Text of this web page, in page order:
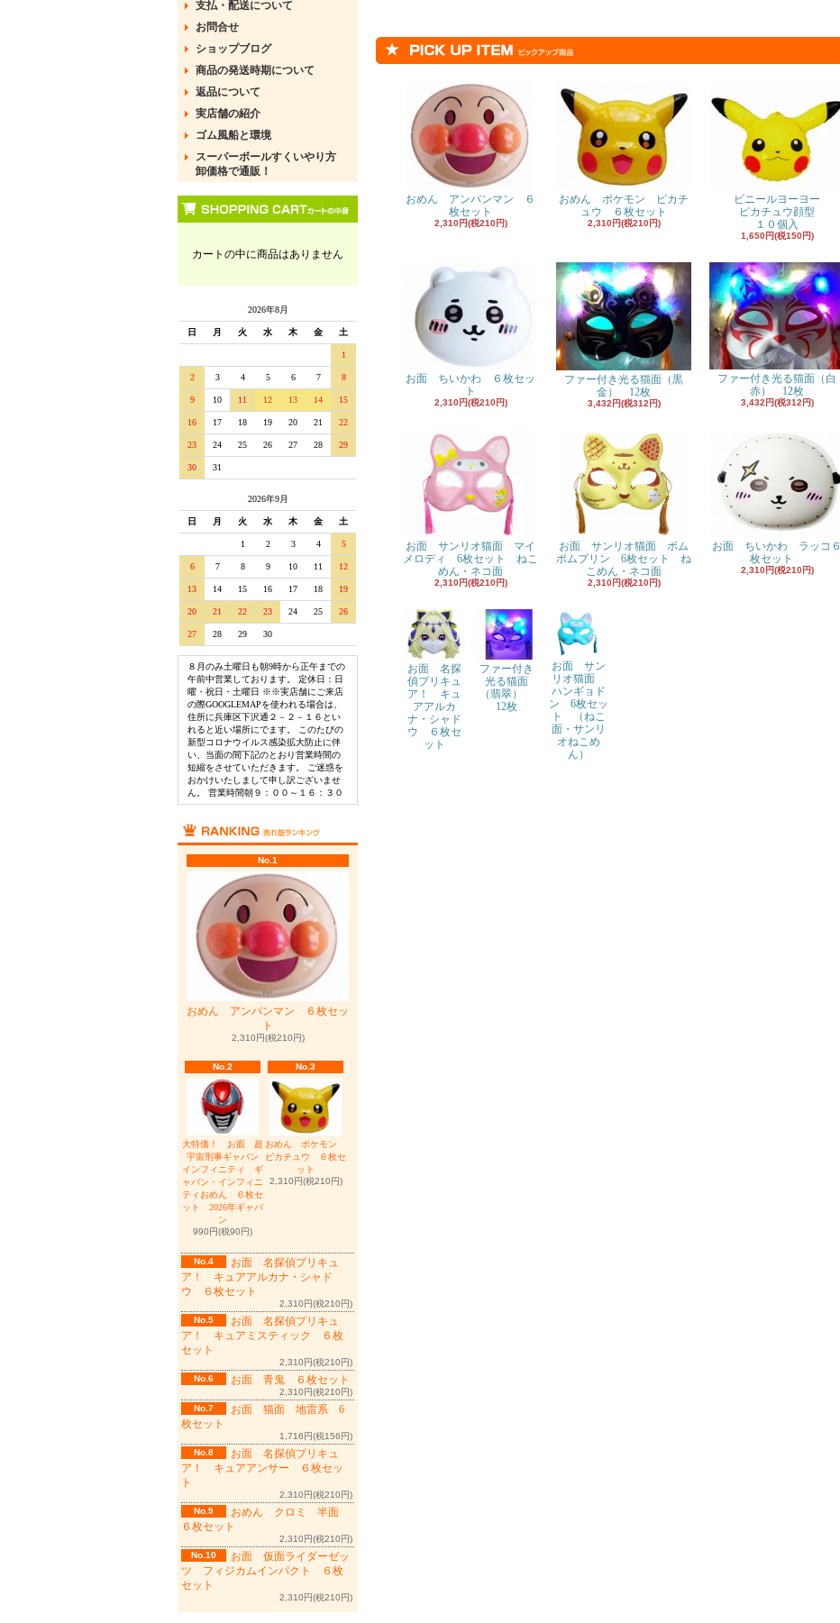
支払・配送について
お問合せ
ショップブログ
商品の発送時期について
返品について
実店舗の紹介
ゴム風船と環境
スーパーボールすくいやり方
卸価格で通販！
カートの中に商品はありません
2026年8月
日 月 火 水 木 金 土
1
2 3 4 5 6 7 8
9 10 11 12 13 14 15
16 17 18 19 20 21 22
23 24 25 26 27 28 29
30 31
2026年9月
日 月 火 水 木 金 土
1 2 3 4 5
6 7 8 9 10 11 12
13 14 15 16 17 18 19
20 21 22 23 24 25 26
27 28 29 30
８月のみ土曜日も朝9時から正午までの
午前中営業しております。 定休日：日
曜・祝日・土曜日 ※※実店舗にご来店
の際GOOGLEMAPを使われる場合は、
住所に兵庫区下沢通２－２－１６とい
れると近い場所にでます。 このたびの
新型コロナウイルス感染拡大防止に伴
い、当面の間下記のとおり営業時間の
短縮をさせていただきます。 ご迷惑を
おかけいたしまして申し訳ございませ
ん。 営業時間朝９：００～１６：３０
No.1
おめん アンパンマン ６枚セッ
ト
2,310円(税210円)
No.2
大特価！ お面 超
宇宙刑事ギャバン
インフィニティ ギ
ャバン・インフィニ
ティおめん ６枚セ
ット 2026年ギャバ
ン
990円(税90円)
No.3
おめん ポケモン
ピカチュウ ６枚セ
ット
2,310円(税210円)
No.4
お面 名探偵プリキュ
ア！ キュアアルカナ・シャド
ウ ６枚セット
2,310円(税210円)
No.5
お面 名探偵プリキュ
ア！ キュアミスティック ６枚
セット
2,310円(税210円)
No.6
お面 青鬼 ６枚セット
2,310円(税210円)
No.7
お面 猫面 地雷系 6
枚セット
1,716円(税156円)
No.8
お面 名探偵プリキュ
ア！ キュアアンサー ６枚セッ
ト
2,310円(税210円)
No.9
おめん クロミ 半面
６枚セット
2,310円(税210円)
No.10
お面 仮面ライダーゼッ
ツ フィジカムインパクト ６枚
セット
2,310円(税210円)
おめん アンパンマン ６
枚セット
2,310円(税210円)
おめん ポケモン ピカチ
ュウ ６枚セット
2,310円(税210円)
ビニールヨーヨー
ピカチュウ顔型
１０個入
1,650円(税150円)
お面 ちいかわ ６枚セッ
ト
2,310円(税210円)
ファー付き光る猫面（黒
金） 12枚
3,432円(税312円)
ファー付き光る猫面（白
赤） 12枚
3,432円(税312円)
お面 サンリオ猫面 マイ
メロディ 6枚セット ねこ
めん・ネコ面
2,310円(税210円)
お面 サンリオ猫面 ポム
ポムプリン 6枚セット ね
こめん・ネコ面
2,310円(税210円)
お面 ちいかわ ラッコ６
枚セット
2,310円(税210円)
お面 名探
偵プリキュ
ア！ キュ
アアルカ
ナ・シャド
ウ ６枚セ
ット
ファー付き
光る猫面
（翡翠）
12枚
お面 サン
リオ猫面
ハンギョド
ン 6枚セッ
ト （ねこ
面・サンリ
オねこめ
ん）